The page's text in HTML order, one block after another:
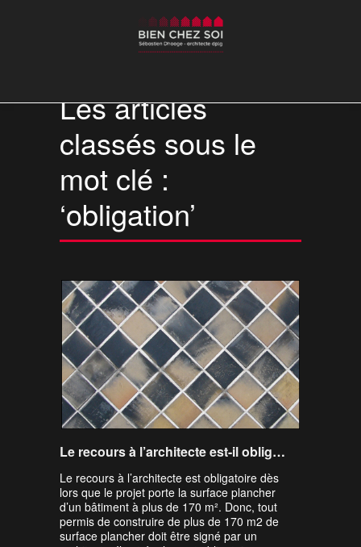
Les articles
classés sous le
mot clé :
‘obligation’
Le recours à l’architecte est-il obligatoire pour construire ou agrandir ma maison ?
Le recours à l’architecte est obligatoire dès
lors que le projet porte la surface plancher
d’un bâtiment à plus de 170 m². Donc, tout
permis de construire de plus de 170 m2 de
surface plancher doit être signé par un